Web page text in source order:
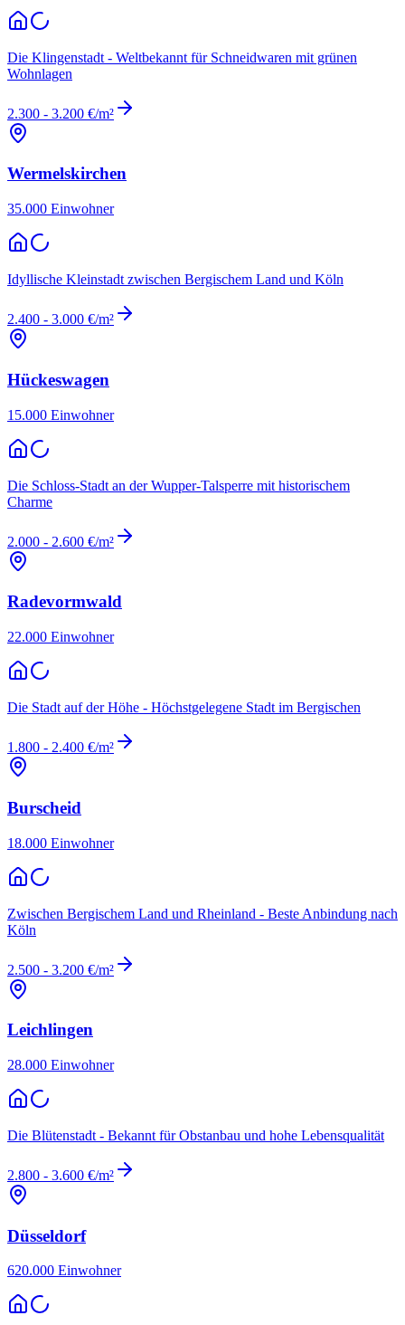
Die Klingenstadt - Weltbekannt für Schneidwaren mit grünen
Wohnlagen
2.300 - 3.200 €/m²
Wermelskirchen
35.000 Einwohner
Idyllische Kleinstadt zwischen Bergischem Land und Köln
2.400 - 3.000 €/m²
Hückeswagen
15.000 Einwohner
Die Schloss-Stadt an der Wupper-Talsperre mit historischem
Charme
2.000 - 2.600 €/m²
Radevormwald
22.000 Einwohner
Die Stadt auf der Höhe - Höchstgelegene Stadt im Bergischen
1.800 - 2.400 €/m²
Burscheid
18.000 Einwohner
Zwischen Bergischem Land und Rheinland - Beste Anbindung nach
Köln
2.500 - 3.200 €/m²
Leichlingen
28.000 Einwohner
Die Blütenstadt - Bekannt für Obstanbau und hohe Lebensqualität
2.800 - 3.600 €/m²
Düsseldorf
620.000 Einwohner